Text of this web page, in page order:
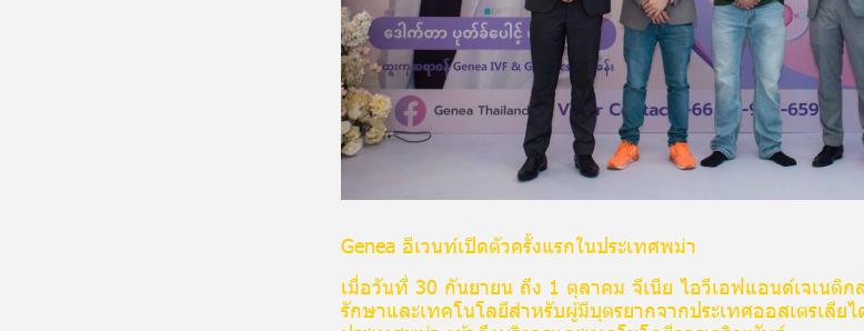
Genea อีเวนท์เปิดตัวครั้งแรกในประเทศพม่า
เมื่อวันที่ 30 กันยายน ถึง 1 ตุลาคม จีเนีย ไอวีเอฟแอนด์เจเนติ
รักษาและเทคโนโลยีสำหรับผู้มีบุตรยากจากประเทศออสเตรเลี